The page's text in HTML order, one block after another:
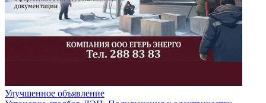
Улучшенное объявление